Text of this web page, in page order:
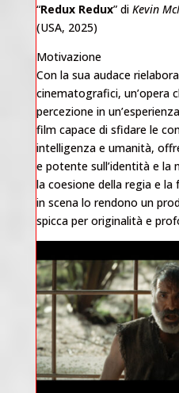
“Redux Redux” di Kevin
(USA, 2025)
Motivazione
Con la sua audace
cinematografici, un’opera
percezione in
film capace di sfidare le
intelligenza e umanità,
e potente sull’identità e la
la coesione della regia e
in scena lo rendono un
spicca per originalità e